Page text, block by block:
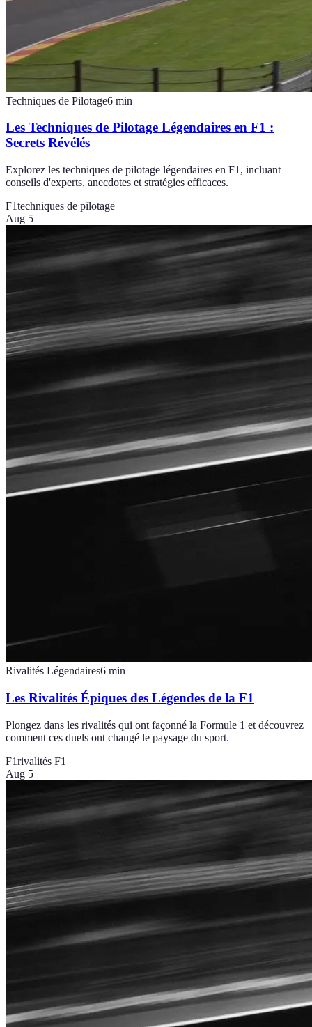
Techniques de Pilotage6 min
Les Techniques de Pilotage Légendaires en F1 :
Secrets Révélés
Explorez les techniques de pilotage légendaires en F1, incluant
conseils d'experts, anecdotes et stratégies efficaces.
F1techniques de pilotage
Aug 5
Rivalités Légendaires6 min
Les Rivalités Épiques des Légendes de la F1
Plongez dans les rivalités qui ont façonné la Formule 1 et découvrez
comment ces duels ont changé le paysage du sport.
F1rivalités F1
Aug 5